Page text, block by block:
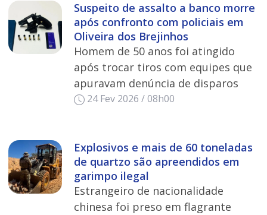
Suspeito de assalto a banco morre
após confronto com policiais em
Oliveira dos Brejinhos
Homem de 50 anos foi atingido
após trocar tiros com equipes que
apuravam denúncia de disparos
24 Fev 2026 / 08h00
Explosivos e mais de 60 toneladas
de quartzo são apreendidos em
garimpo ilegal
Estrangeiro de nacionalidade
chinesa foi preso em flagrante